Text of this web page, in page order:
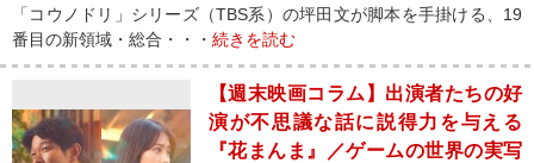
「コウノドリ」シリーズ（TBS系）の坪田文が脚本を手掛ける、19
番目の新領域・総合・・・ 続きを読む
【週末映画コラム】出演者たちの好
演が不思議な話に説得力を与える
『花まんま』／ゲームの世界の実写